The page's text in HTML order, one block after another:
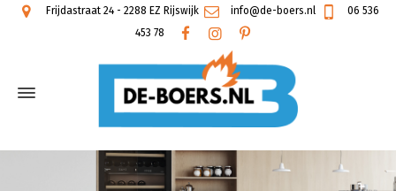
Frijdastraat 24 - 2288 EZ Rijswijk info@de-boers.nl
06 536
453 78